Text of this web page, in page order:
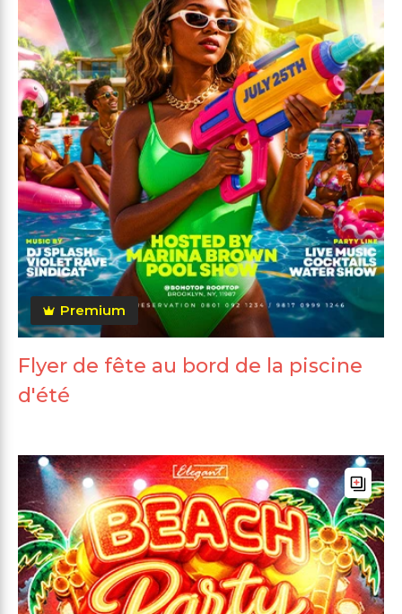
Premium
Flyer de fête au bord de la piscine
d'été